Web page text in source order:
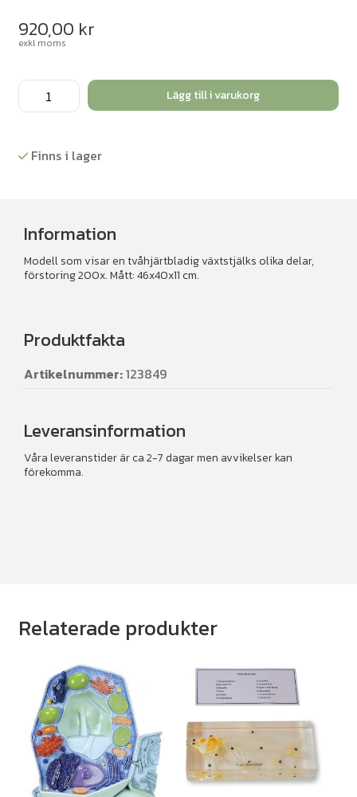
920,00 kr
exkl moms
Växtstjälk
tvåhjärtbladig
Lägg till i varukorg
Finns i lager
Information
Modell som visar en tvåhjärtbladig växtstjälks olika delar,
förstoring 200x. Mått: 46x40x11 cm.
Produktfakta
Artikelnummer:123849
Leveransinformation
Våra leveranstider är ca 2-7 dagar men avvikelser kan
förekomma.
Relaterade produkter